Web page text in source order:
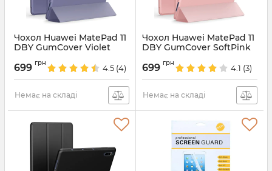
Чохол Huawei MatePad 11
DBY GumCover Violet
699 грн
4.5 (4)
Немає на складі
Чохол Huawei MatePad 11
DBY GumCover SoftPink
699 грн
4.1 (3)
Немає на складі